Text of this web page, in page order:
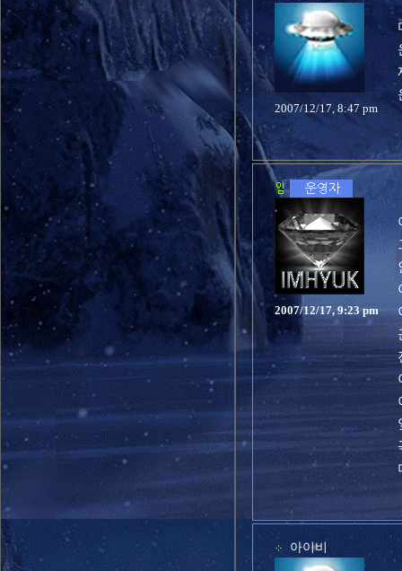
2007/12/17, 8:47 pm
2007/12/17, 9:23 pm
아이비